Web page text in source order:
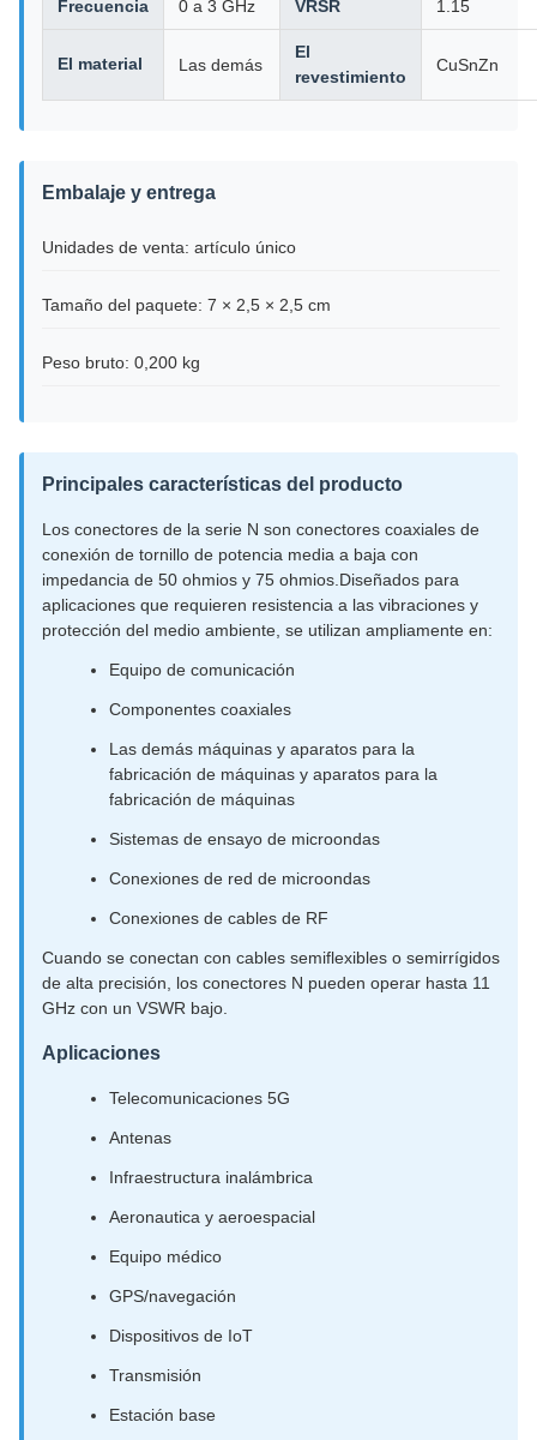
Frecuencia 0 a 3 GHz VRSR 1.15
El material Las demás
El
revestimiento
CuSnZn
Embalaje y entrega
Unidades de venta: artículo único
Tamaño del paquete: 7 × 2,5 × 2,5 cm
Peso bruto: 0,200 kg
Principales características del producto
Los conectores de la serie N son conectores coaxiales de
conexión de tornillo de potencia media a baja con
impedancia de 50 ohmios y 75 ohmios.Diseñados para
aplicaciones que requieren resistencia a las vibraciones y
protección del medio ambiente, se utilizan ampliamente en:
Equipo de comunicación
Componentes coaxiales
Las demás máquinas y aparatos para la
fabricación de máquinas y aparatos para la
fabricación de máquinas
Sistemas de ensayo de microondas
Conexiones de red de microondas
Conexiones de cables de RF
Cuando se conectan con cables semiflexibles o semirrígidos
de alta precisión, los conectores N pueden operar hasta 11
GHz con un VSWR bajo.
Aplicaciones
Telecomunicaciones 5G
Antenas
Infraestructura inalámbrica
Aeronautica y aeroespacial
Equipo médico
GPS/navegación
Dispositivos de IoT
Transmisión
Estación base